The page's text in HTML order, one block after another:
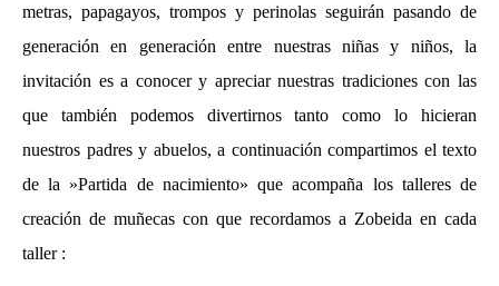
metras, papagayos, trompos y perinolas seguirán pasando de
generación en generación entre nuestras niñas y niños, la
invitación es a conocer y apreciar nuestras tradiciones con las
que también podemos divertirnos tanto como lo hicieran
nuestros padres y abuelos, a continuación compartimos el texto
de la »Partida de nacimiento» que acompaña los talleres de
creación de muñecas con que recordamos a Zobeida en cada
taller :